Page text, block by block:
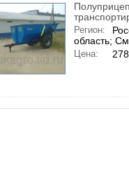
Регион:
область;
Цена: